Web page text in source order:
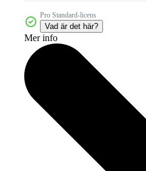
Pro Standard-licens
Vad är det här?
Mer info